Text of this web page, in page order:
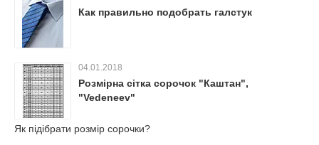
Как правильно подобрать галстук
04.01.2018
Розмірна сітка сорочок "Каштан",
"Vedeneev"
Як підібрати розмір сорочки?